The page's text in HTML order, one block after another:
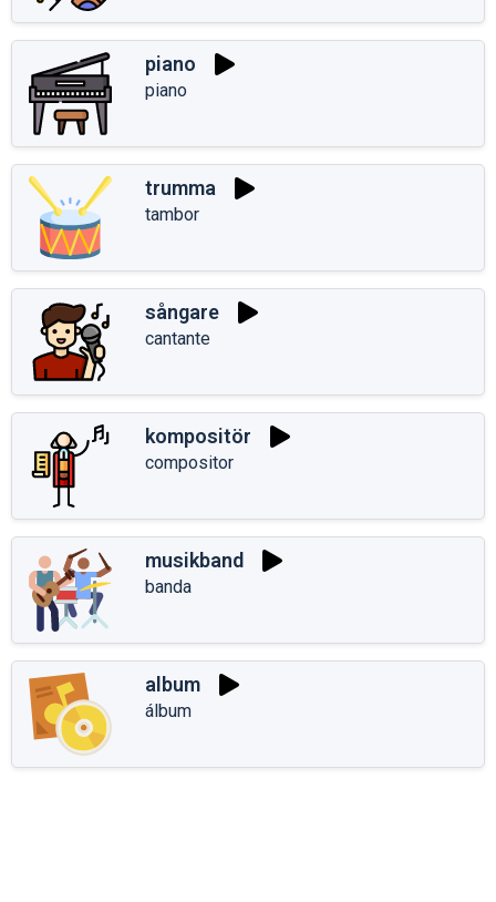
piano
piano
trumma
tambor
sångare
cantante
kompositör
compositor
musikband
banda
album
álbum